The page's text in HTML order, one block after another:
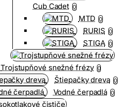
Cub Cadet 0
MTD 0
RURIS 0
STIGA 0
Trojstupňové snežné frézy 0
Štiepačky dreva 0
Vodné čerpadlá 0